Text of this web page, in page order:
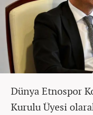
Dünya Etnospor
Kurulu Üyesi